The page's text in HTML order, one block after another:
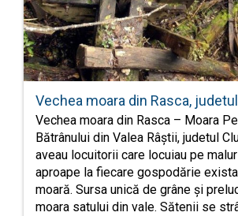
Vechea moara din Rasca,
Vechea moara din Rasca – Moara
Bătrânului din Valea Râștii, judetul
aveau locuitorii care locuiau pe
aproape la fiecare gospodărie
moară. Sursa unică de grâne și
moara satului din vale. Sătenii se